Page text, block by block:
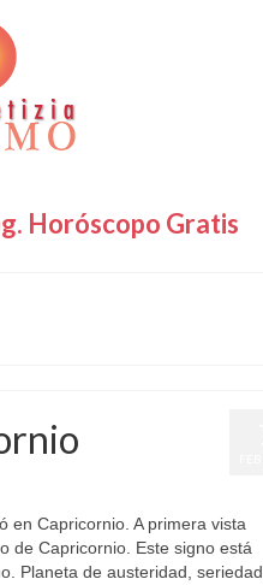
Horóscopo Gratis
en Capricornio. A primera vista
de Capricornio. Este signo está
Planeta de austeridad, seriedad,